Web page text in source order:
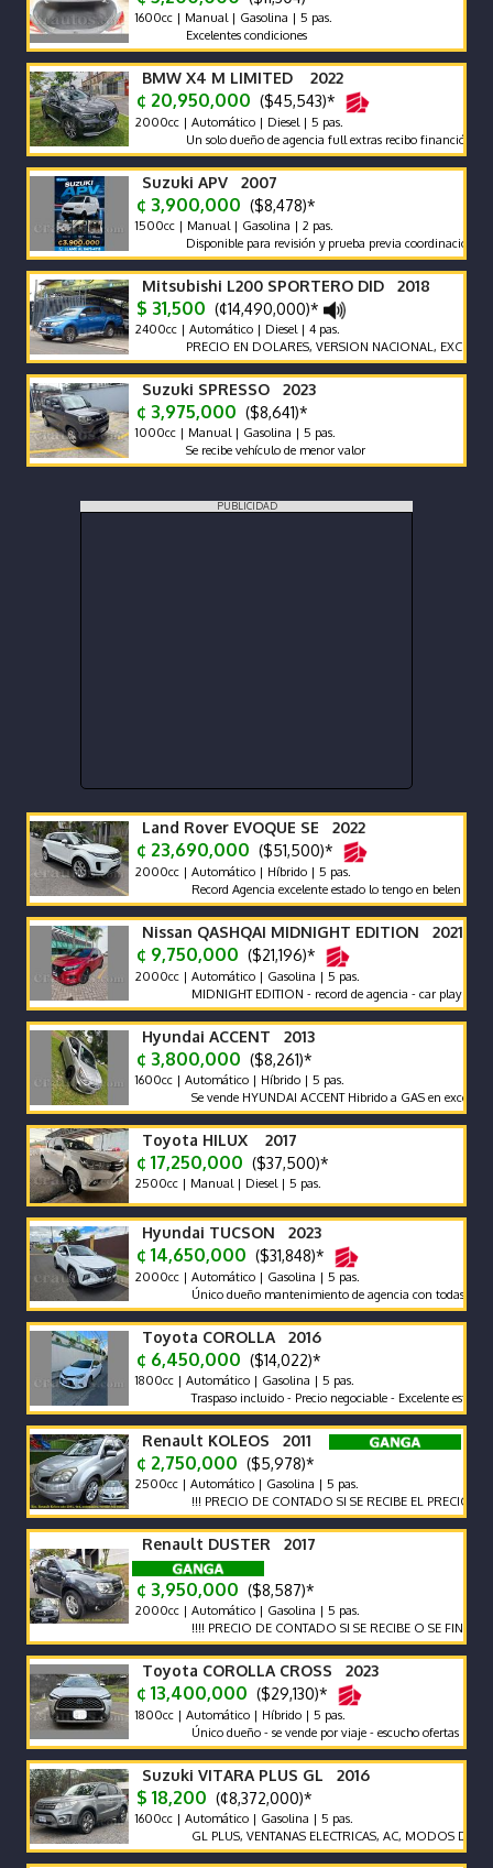
1600cc | Manual | Gasolina | 5 pas.
Excelentes condiciones
BMW X4 M LIMITED 2022
¢ 20,950,000 ($45,543)*
2000cc | Automático | Diesel | 5 pas.
Un solo dueño de agencia full extras recibo financió
Suzuki APV 2007
¢ 3,900,000 ($8,478)*
1500cc | Manual | Gasolina | 2 pas.
Disponible para revisión y prueba previa coordinación.
Mitsubishi L200 SPORTERO DID 2018
$ 31,500 (¢14,490,000)*
2400cc | Automático | Diesel | 4 pas.
PRECIO EN DOLARES, VERSION NACIONAL,
Suzuki SPRESSO 2023
¢ 3,975,000 ($8,641)*
1000cc | Manual | Gasolina | 5 pas.
Se recibe vehículo de menor valor
PUBLICIDAD
Land Rover EVOQUE SE 2022
¢ 23,690,000 ($51,500)*
2000cc | Automático | Híbrido | 5 pas.
Record Agencia excelente estado lo tengo en belen heredia
Nissan QASHQAI MIDNIGHT EDITION 2021
¢ 9,750,000 ($21,196)*
2000cc | Automático | Gasolina | 5 pas.
MIDNIGHT EDITION - record de agencia - car play - poco
Hyundai ACCENT 2013
¢ 3,800,000 ($8,261)*
1600cc | Automático | Híbrido | 5 pas.
Se vende HYUNDAI ACCENT Hibrido a GAS en excelente
Toyota HILUX 2017
¢ 17,250,000 ($37,500)*
2500cc | Manual | Diesel | 5 pas.
Hyundai TUCSON 2023
¢ 14,650,000 ($31,848)*
2000cc | Automático | Gasolina | 5 pas.
Único dueño mantenimiento de agencia con todas las
Toyota COROLLA 2016
¢ 6,450,000 ($14,022)*
1800cc | Automático | Gasolina | 5 pas.
Traspaso incluido - Precio negociable - Excelente estado
Renault KOLEOS 2011
¢ 2,750,000 ($5,978)*
2500cc | Automático | Gasolina | 5 pas.
!!! PRECIO DE CONTADO SI SE RECIBE EL PRECIO VARIA !!!
Renault DUSTER 2017
¢ 3,950,000 ($8,587)*
2000cc | Automático | Gasolina | 5 pas.
!!!! PRECIO DE CONTADO SI SE RECIBE O SE FINANCIA EL
Toyota COROLLA CROSS 2023
¢ 13,400,000 ($29,130)*
1800cc | Automático | Híbrido | 5 pas.
Único dueño - se vende por viaje - escucho ofertas
Suzuki VITARA PLUS GL 2016
$ 18,200 (¢8,372,000)*
1600cc | Automático | Gasolina | 5 pas.
GL PLUS, VENTANAS ELECTRICAS, AC, MODOS DE